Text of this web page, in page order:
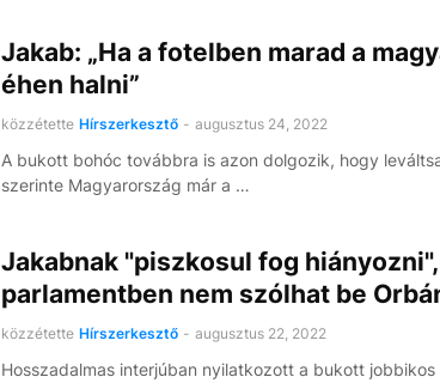
Jakab: „Ha a fotelben marad a
éhen halni”
közzétette Hírszerkesztő - augusztus 24, 2022
A bukott bohóc továbbra is azon dolgozik, hogy
szerinte Magyarország már a …
Jakabnak "piszkosul fog
parlamentben nem szólhat be
közzétette Hírszerkesztő - augusztus 22, 2022
Hosszadalmas interjúban nyilatkozott a bukott